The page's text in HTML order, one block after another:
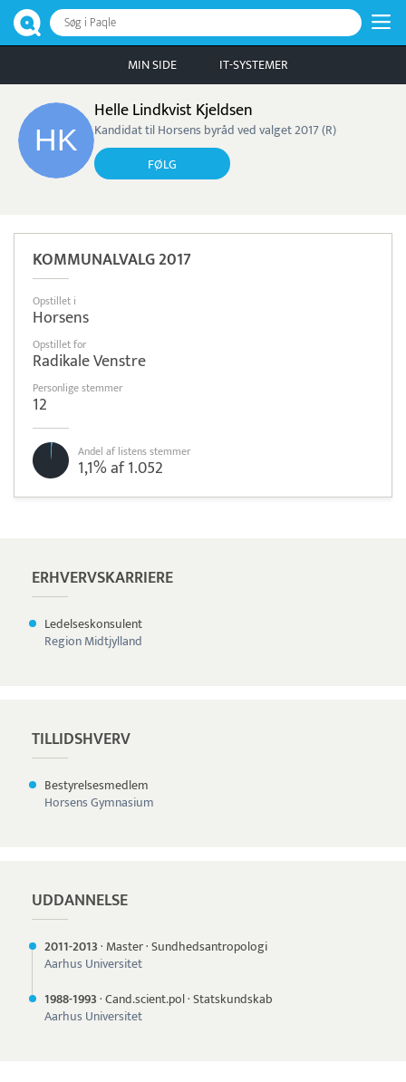
Søg i Paqle
MIN SIDE IT-SYSTEMER
Helle Lindkvist Kjeldsen
Kandidat til Horsens byråd ved valget 2017 (R)
FØLG
KOMMUNALVALG 2017
Opstillet i
Horsens
Opstillet for
Radikale Venstre
Personlige stemmer
12
Andel af listens stemmer
1,1% af 1.052
ERHVERVSKARRIERE
Ledelseskonsulent
Region Midtjylland
TILLIDSHVERV
Bestyrelsesmedlem
Horsens Gymnasium
UDDANNELSE
2011-2013· Master·Sundhedsantropologi
Aarhus Universitet
1988-1993·Cand.scient.pol·Statskundskab
Aarhus Universitet